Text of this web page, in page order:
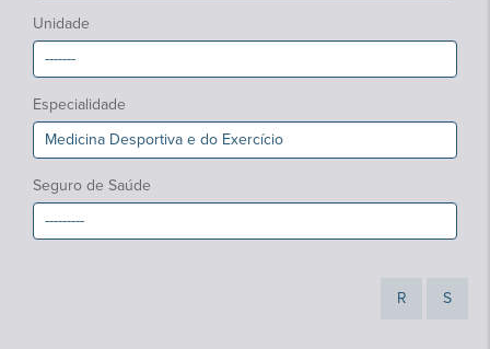
Unidade
Especialidade
Seguro de Saúde
R S